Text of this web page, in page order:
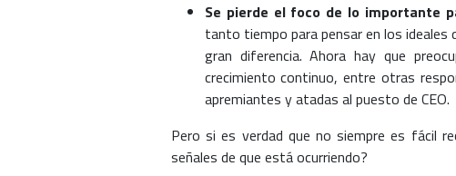
Se pierde el foco de lo importante
tanto tiempo para pensar en los ideales
gran diferencia. Ahora hay que
crecimiento continuo, entre otras
apremiantes y atadas al puesto de CEO.
Pero si es verdad que no siempre es fácil
señales de que está ocurriendo?